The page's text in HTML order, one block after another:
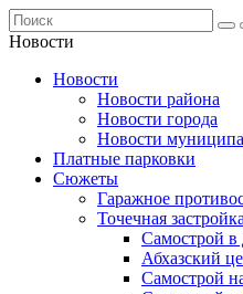
Новости
Новости
Новости района
Новости города
Новости
Платные парковки
Сюжеты
Гаражное
Точечная застройка
Самострой в
Абхазский
Самострой